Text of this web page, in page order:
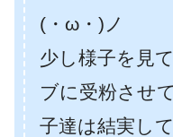
(・ω・)ノ
少し様子を見
ブに受粉させ
子達は結実し